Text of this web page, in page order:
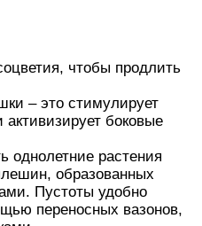
чтобы продлить
– это стимулирует
активизирует боковые
однолетние растения
образованных
Пустоты удобно
переносных вазонов,